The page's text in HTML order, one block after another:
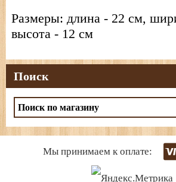
Размеры: длина - 22 см,
высота - 12 см
Поиск
Мы принимаем к оплате: